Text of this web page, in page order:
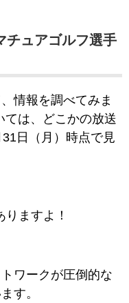
チュアゴルフ選手
情報を調べてみま
ては、どこかの放送
日（月）時点で見
ますよ！
ワークが圧倒的な
す。